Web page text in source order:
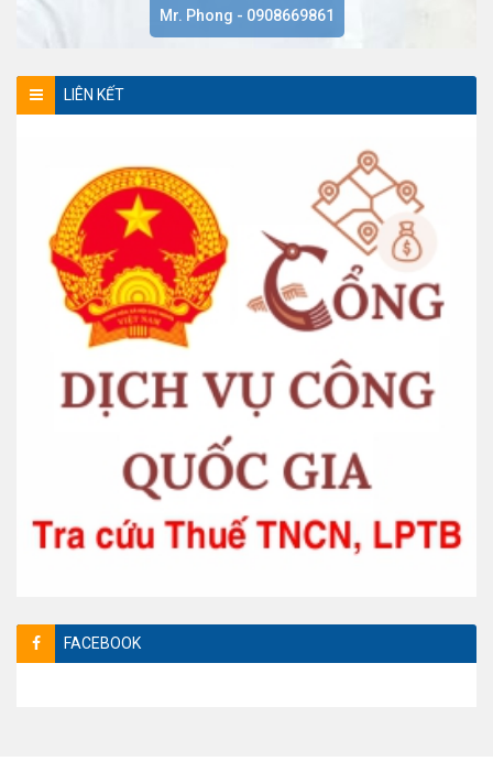
Mr. Phong - 0908669861
LIÊN KẾT
FACEBOOK